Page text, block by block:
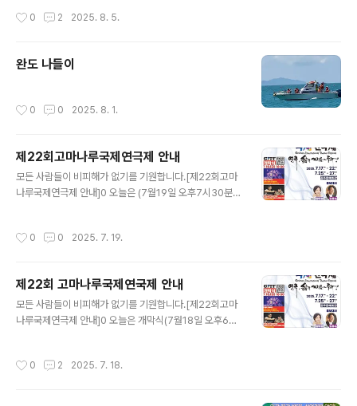
어#더치가맛있는집
0 2 2025. 8. 5.
완도 나들이
0 0 2025. 8. 1.
제22회고마나루국제연극제 안내
모든 사람들이 비피해가 없기를 기원합니다.[제22회고마
나루국제연극제 안내]0 오늘은 (7월19일 오후7시30분)
0 0 2025. 7. 19.
제22회 고마나루국제연국제 안내
모든 사람들이 비피해가 없기를 기원합니다.[제22회고마
나루국제연극제 안내]0 오늘은 개막식(7월18일 오후6시
0 2 2025. 7. 18.